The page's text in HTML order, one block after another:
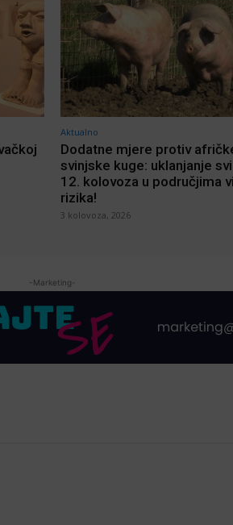
Aktualno
Dodatne mjere protiv
svinjske kuge: uklanjanje
12. kolovoza u područjima
rizika!
3 kolovoza, 2026
-Marketing-